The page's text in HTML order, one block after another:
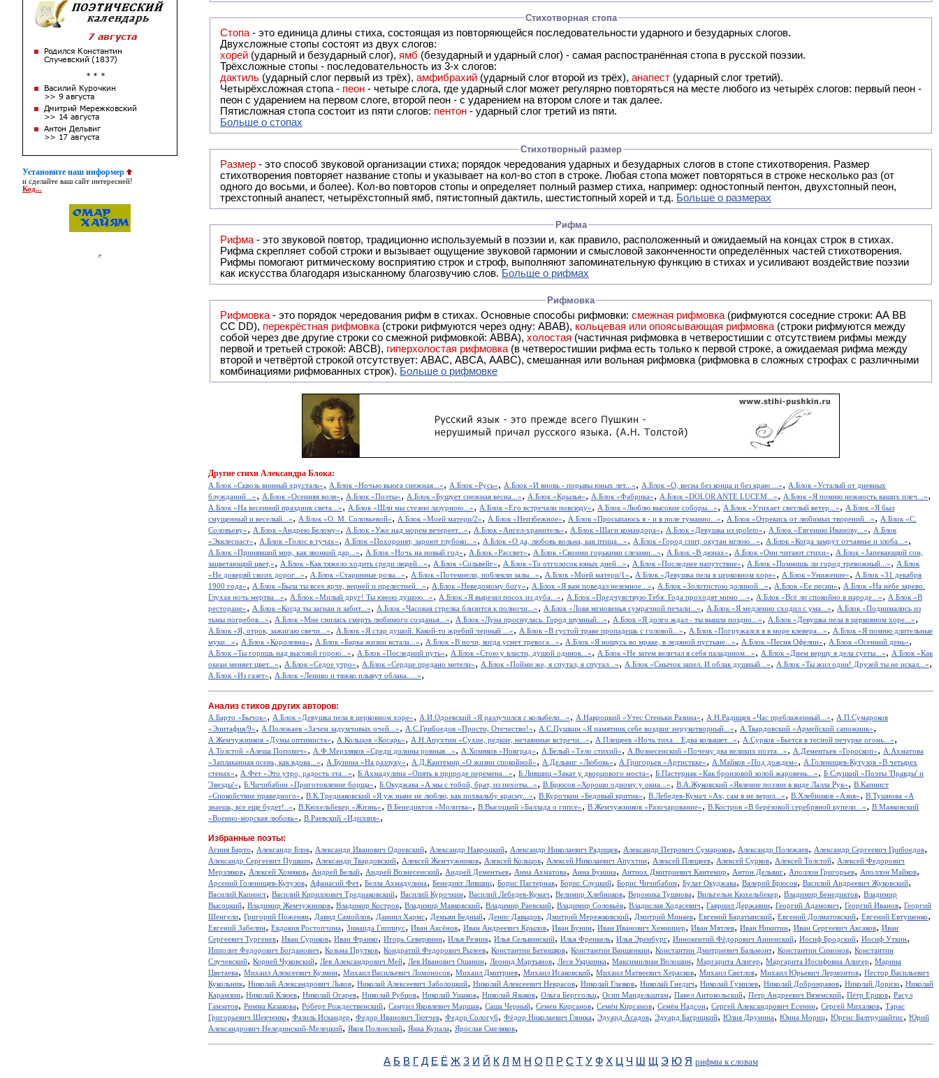
Установите наш информер
и сделайте ваш сайт интересней!
Код...
Стихотворная стопа
Стопа- это единица длины стиха, состоящая из повторяющейся последовательности ударного и безударных слогов.
Двухсложные стопы состоят из двух слогов:
хорей (ударный и безударный слог), ямб (безударный и ударный слог) - самая распостранённая стопа в русской поэзии.
Трёхсложные стопы - последовательность из 3-х слогов:
дактиль (ударный слог первый из трёх), амфибрахий (ударный слог второй из трёх), анапест (ударный слог третий).
Четырёхсложная стопа - пеон - четыре слога, где ударный слог может регулярно повторяться на месте любого из четырёх слогов: первый пеон -
пеон с ударением на первом слоге, второй пеон - с ударением на втором слоге и так далее.
Пятисложная стопа состоит из пяти слогов: пентон - ударный слог третий из пяти.
Больше о стопах
Стихотворный размер
Размер - это способ звуковой организации стиха; порядок чередования ударных и безударных слогов в стопе стихотворения. Размер
стихотворения повторяет название стопы и указывает на кол-во стоп в строке. Любая стопа может повторяться в строке несколько раз (от
одного до восьми, и более). Кол-во повторов стопы и определяет полный размер стиха, например: одностопный пентон, двухстопный пеон,
трехстопный анапест, четырёхстопный ямб, пятистопный дактиль, шестистопный хорей и т.д. Больше о размерах
Рифма
Рифма
- это звуковой повтор, традиционно используемый в поэзии и, как правило, расположенный и ожидаемый на концах строк в стихах.
Рифмаскрепляет собой строки и вызывает ощущение звуковой гармонии и смысловой законченности определённых частей стихотворения.
Рифмы помогают ритмическому восприятию строк и строф, выполняют запоминательную функцию в стихах и усиливают воздействие поэзии
как искусства благодаря изысканному благозвучию слов. Больше о рифмах
Рифмовка
Рифмовка- это порядок чередования рифм в стихах. Основные способы рифмовки: смежная рифмовка(рифмуются соседние строки: AA ВВ
СС DD), перекрёстная рифмовка(строки рифмуются через одну: ABAB), кольцевая или опоясывающая рифмовка(строки рифмуются между
собой через две другие строки со смежной рифмовкой: ABBA), холостая (частичная рифмовка в четверостишии с отсутствием рифмы между
первой и третьей строкой: АBCB), гиперхолостая рифмовка(в четверостишии рифма есть только к первой строке, а ожидаемая рифма между
второй и четвёртой строкой отсутствует: ABAC, ABCA, AABC), смешанная или вольная рифмовка (рифмовка в сложных строфах с различными
комбинациями рифмованных строк). Больше о рифмовке
Другие стихи Александра Блока:
А.Блок «Сквозь винный хрусталь», А.Блок «Ночью вьюга снежная...», А.Блок «Русь», А.Блок «И вновь - порывы юных лет...», А.Блок «О, весна без конца и без краю ...», А.Блок «Усталый от дневных
блужданий...», А.Блок «Осенняя воля», А.Блок «Поэты», А.Блок «Бушует снежная весна...», А.Блок «Крылья», А.Блок «Фабрика», А.Блок «DOLOR ANTE LUCEM...», А.Блок «Я помню нежность ваших плеч...»,
А.Блок «На весенний праздник света...», А.Блок «Шли мы стезею лазурною...», А.Блок «Его встречали повсюду», А.Блок «Люблю высокие соборы...», А.Блок «Утихает светлый ветер...», А.Блок «Я был
смущенный и веселый...», А.Блок «О. М. Соловьевой», А.Блок «Моей матери/2», А.Блок «Неизбежное», А.Блок «Просыпаюсь я - и в поле туманно...», А.Блок «Отрекись от любимых творений...», А.Блок «С.
Соловьеву», А.Блок «Андрею Белому», А.Блок «Уже над морем вечереет...», А.Блок «Ангел-хранитель», А.Блок «Шаги командора», А.Блок «Девушка из spoleto», А.Блок «Евгению Иванову...», А.Блок
«Экклесиаст», А.Блок «Голос в тучах», А.Блок «Похоронят, зароют глубоко...», А.Блок «О да, любовь вольна, как птица...», А.Блок «Город спит, окутан мглою...», А.Блок «Когда замрут отчаянье и злоба...»,
А.Блок «Принявший мир, как звонкий дар...», А.Блок «Ночь на новый год», А.Блок «Рассвет», А.Блок «Своими горькими слезами...», А.Блок «В дюнах», А.Блок «Они читают стихи», А.Блок «Запевающий сон,
зацветающий цвет,», А.Блок «Как тяжело ходить среди людей...», А.Блок «Сольвейг», А.Блок «То отголосок юных дней...», А.Блок «Последнее напутствие», А.Блок «Помнишь ли город тревожный...», А.Блок
«Не доверяй своих дорог...», А.Блок «Старинные розы...», А.Блок «Потемнели, поблекли залы...», А.Блок «Моей матери/1», А.Блок «Девушка пела в церковном хоре», А.Блок «Унижение», А.Блок «31 декабря
1900 года», А.Блок «Была ты всех ярче, верней и прелестней...», А.Блок «Неведомому богу», А.Блок «Я вам поведал неземное...», А.Блок «Золотистою долиной...», А.Блок «Ее песни», А.Блок «На небе зарево.
Глухая ночь мертва...», А.Блок «Милый друг! Ты юною душою...», А.Блок «Я вырезал посох из дуба...», А.Блок «Предчувствую Тебя. Года проходят мимо ...», А.Блок «Всё ли спокойно в народе...», А.Блок «В
ресторане», А.Блок «Когда ты загнан и забит...», А.Блок «Часовая стрелка близится к полночи...», А.Блок «Ловя мгновенья сумрачной печали...», А.Блок «Я медленно сходил с ума...», А.Блок «Поднимались из
тьмы погребов...», А.Блок «Мне снилась смерть любимого созданья...», А.Блок «Луна проснулась. Город шумный...», А.Блок «Я долго ждал - ты вышла поздно...», А.Блок «Девушка пела в церковном хоре...»,
А.Блок «Я, отрок, зажигаю свечи...», А.Блок «Я стар душой. Какой-то жребий черный ...», А.Блок «В густой траве пропадешь с головой...», А.Блок «Погружался я в море клевера...», А.Блок «Я помню длительные
муки...», А.Блок «Королевна», А.Блок «Барка жизни встала...», А.Блок «В ночи, когда уснет тревога...», А.Блок «Я ношусь во мраке, в ледяной пустыне...», А.Блок «Песня Офелии», А.Блок «Осенний день»,
А.Блок «Ты горишь над высокой горою...», А.Блок «Последний путь», А.Блок «Стою у власти, душой одинок...», А.Блок «Не затем величал я себя паладином...», А.Блок «Днем вершу я дела суеты...», А.Блок «Как
океан меняет цвет...», А.Блок «Седое утро», А.Блок «Сердце предано метели», А.Блок «Пойми же, я спутал, я спутал...», А.Блок «Смычок запел. И облак душный...», А.Блок «Ты жил один! Друзей ты не искал...»,
А.Блок «Из газет», А.Блок «Лениво и тяжко плывут облака.....»,
Анализ стихов других авторов:
А.Барто «Бычок», А.Блок «Девушка пела в церковном хоре», А.И.Одоевский «Я разлучился с колыбели...», А.Навроцкий «Утес Cтеньки Разина», А.Н.Радищев «Час преблаженный...», А.П.Сумароков
«Эпитафия/9», А.Полежаев «Зачем задумчивых очей...», А.С.Грибоедов «Прости, Отечество!», А.С.Пушкин «Я памятник себе воздвиг нерукотворный...», А.Твардовский «Армейский сапожник»,
А.Жемчужников «Думы оптимиста», А.Кольцов «Косарь», А.Н.Апухтин «Сухие, редкие, нечаянные встречи...», А.Плещеев «Ночь тиха... Едва колышет...», А.Сурков «Бьется в тесной печурке огонь...»,
А.Толстой «Алеша Попович», А.Ф.Мерзляков «Среди долины ровныя...», А.Хомяков «Новград», А.Белый «Тело стихий», А.Вознесенский «Почему два великих поэта...», А.Дементьев «Гороскоп», А.Ахматова
«Заплаканная осень, как вдова...», А.Бунина «На разлуку», А.Д.Кантемир «О жизни спокойной», А.Дельвиг «Любовь», А.Григорьев «Артисткке», А.Майков «Под дождем», А.Голенищев-Кутузов «В четырех
стенах», А.Фет «Это утро, радость эта...», Б.Ахмадулина «Опять в природе перемена...», Б.Лившиц «Закат у дворцового моста», Б.Пастернак «Как бронзовой золой жаровень...», Б.Слуцкий «Поэты 'Правды' и
'Звезды'», Б.Чичибабин «Приготовление борща», Б.Окуджава «А мы с тобой, брат, из пехоты...», В.Брюсов «Хорошо одному у окна...», В.А.Жуковский «Явление поэзии в виде Лалла Рук», В.Капнист
«Спокойствие праведного», В.К.Тредиаковский «Я уж ныне не люблю, как похвальбу красну...», В.Курочкин «Бедовый критик», В.Лебедев-Кумач «Ах, сам я не верил...», В.Хлебников «Азия», В.Тушнова «А
знаешь, все еще будет!..», В.Кюхельбекер «Жизнь», В.Бенедиктов «Молитва», В.Высоцкий «Баллада о гипсе», В.Жемчужников «Разочарование», В.Костров «В берёзовой серебряной купели...», В.Маяковский
«Военно-морская любовь», В.Раевский «Идиллия»,
Избранные поэты:
Агния Барто, Александр Блок, Александр Иванович Одоевский, Александр Навроцкий, Александр Николаевич Радищев, Александр Петрович Сумароков, Александр Полежаев, Александр Сергеевич Грибоедов,
Александр Сергеевич Пушкин, Александр Твардовский, Алексей Жемчужников, Алексей Кольцов, Алексей Николаевич Апухтин, Алексей Плещеев, Алексей Сурков, Алексей Толстой, Алексей Федорович
Мерзляков, Алексей Хомяков, Андрей Белый, Андрей Вознесенский, Андрей Дементьев, Анна Ахматова, Анна Бунина, Антиох Дмитриевич Кантемир, Антон Дельвиг, Аполлон Григорьев, Аполлон Майков,
Арсений Голенищев-Кутузов, Афанасий Фет, Белла Ахмадулина, Бенедикт Лившиц, Борис Пастернак, Борис Слуцкий, Борис Чичибабин, Булат Окуджава, Валерий Брюсов, Василий Андреевич Жуковский,
Василий Капнист, Василий Кириллович Тредиаковский, Василий Курочкин, Василий Лебедев-Кумач, Велимир Хлебников, Вероника Тушнова, Вильгельм Кюхельбекер, Владимир Бенедиктов, Владимир
Высоцкий, Владимир Жемчужников, Владимир Костров, Владимир Маяковский, Владимир Раевский, Владимир Соловьёв, Владислав Ходасевич, Гавриил Державин, Георгий Адамович, Георгий Иванов, Георгий
Шенгели, Григорий Поженян, Давид Самойлов, Даниил Хармс, Демьян Бедный, Денис Давыдов, Дмитрий Мережковский, Дмитрий Минаев, Евгений Баратынский, Евгений Долматовский, Евгений Евтушенко,
Евгений Забелин, Евдокия Ростопчина, Зинаида Гиппиус, Иван Аксёнов, Иван Андреевич Крылов, Иван Бунин, Иван Иванович Хемницер, Иван Мятлев, Иван Никитин, Иван Сергеевич Аксаков, Иван
Сергеевич Тургенев, Иван Суриков, Иван Франко, Игорь Северянин, Илья Резник, Илья Сельвинский, Илья Френкель, Илья Эренбург, Иннокентий Фёдорович Анненский, Иосиф Бродский, Иосиф Уткин,
Ипполит Федорович Богданович, Козьма Прутков, Кондратий Федорович Рылеев, Константин Батюшков, Константин Ваншенкин, Константин Дмитриевич Бальмонт, Константин Симонов, Константин
Случевский, Корней Чуковский, Лев Александрович Мей, Лев Иванович Ошанин, Леонид Мартынов, Леся Украинка, Максимилиан Волошин, Маргарита Алигер, Маргарита Иосифовна Алигер, Марина
Цветаева, Михаил Алексеевич Кузмин, Михаил Васильевич Ломоносов, Михаил Дмитриев, Михаил Исаковский, Михаил Матвеевич Херасков, Михаил Светлов, Михаил Юрьевич Лермонтов, Нестор Васильевич
Кукольник, Николай Александрович Львов, Николай Алексеевич Заболоцкий, Николай Алексеевич Некрасов, Николай Глазков, Николай Гнедич, Николай Гумилев, Николай Добронравов, Николай Доризо, Николай
Карамзин, Николай Клюев, Николай Огарев, Николай Рубцов, Николай Ушаков, Николай Языков, Ольга Берггольц, Осип Мандельштам, Павел Антокольский, Петр Андреевич Вяземский, Пётр Ершов, Расул
Гамзатов, Римма Казакова, Роберт Рождественский, Самуил Яковлевич Маршак, Саша Черный, Семен Кирсанов, Семён Кирсанов, Семён Надсон, Сергей Александрович Есенин, Сергей Михалков, Тарас
Григорьевич Шевченко, Фазиль Искандер, Федор Иванович Тютчев, Федор Сологуб, Фёдор Николаевич Глинка, Эдуард Асадов, Эдуард Багрицкий, Юлия Друнина, Юнна Мориц, Юргис Балтрушайтис, Юрий
Александрович Нелединский-Мелецкий, Яков Полонский, Янка Купала, Ярослав Смеляков,
А Б В Г Д Е Ё Ж З И Й К Л М Н О П Р С Т У Ф Х Ц Ч Ш Щ Э Ю Я рифмы к словам